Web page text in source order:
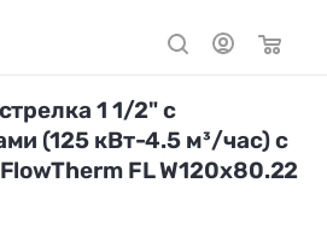
1 1/2" с
(125 кВт-4.5 м³/час) с
FL W120x80.22